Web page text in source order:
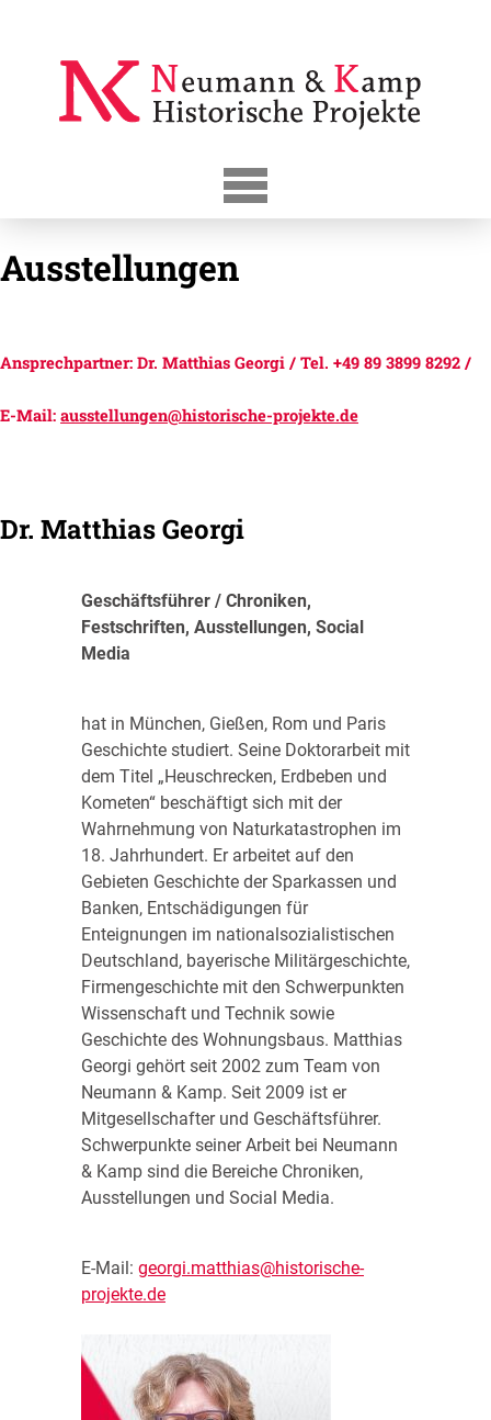
Ausstellungen
Ansprechpartner: Dr. Matthias Georgi / Tel. +49 89 3899 8292 /
E-Mail: ausstellungen@historische-projekte.de
Dr. Matthias Georgi
Geschäftsführer / Chroniken,
Festschriften, Ausstellungen, Social
Media
hat in München, Gießen, Rom und Paris
Geschichte studiert. Seine Doktorarbeit mit
dem Titel „Heuschrecken, Erdbeben und
Kometen“ beschäftigt sich mit der
Wahrnehmung von Naturkatastrophen im
18. Jahrhundert. Er arbeitet auf den
Gebieten Geschichte der Sparkassen und
Banken, Entschädigungen für
Enteignungen im nationalsozialistischen
Deutschland, bayerische Militärgeschichte,
Firmengeschichte mit den Schwerpunkten
Wissenschaft und Technik sowie
Geschichte des Wohnungsbaus. Matthias
Georgi gehört seit 2002 zum Team von
Neumann & Kamp. Seit 2009 ist er
Mitgesellschafter und Geschäftsführer.
Schwerpunkte seiner Arbeit bei Neumann
& Kamp sind die Bereiche Chroniken,
Ausstellungen und Social Media.
E-Mail: georgi.matthias@historische-
projekte.de